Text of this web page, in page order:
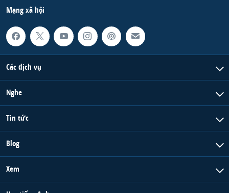
Mạng xã hội
Các dịch vụ
Nghe
Tin tức
Blog
Xem